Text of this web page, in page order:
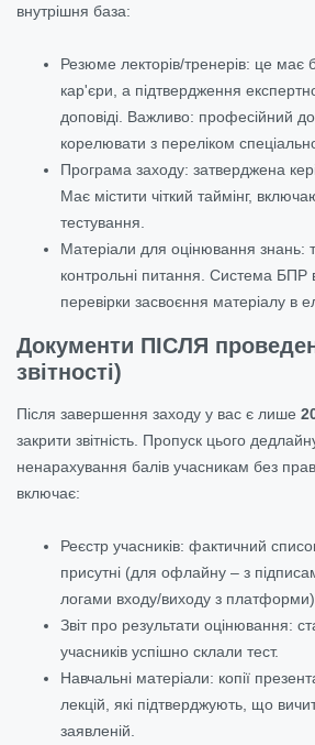
внутрішня база:
Резюме лекторів/тренерів: це має
кар'єри, а підтвердження
доповіді. Важливо: професійний
корелювати з переліком
Програма заходу: затверджена
Має містити чіткий таймінг,
тестування.
Матеріали для оцінювання знань:
контрольні питання. Система БПР
перевірки засвоєння матеріалу в
Документи ПІСЛЯ
звітності)
Після завершення заходу у вас є лише
закрити звітність. Пропуск цього
ненарахування балів учасникам без
включає:
Реєстр учасників: фактичний
присутні (для офлайну – з
логами входу/виходу з платформи).
Звіт про результати оцінювання:
учасників успішно склали тест.
Навчальні матеріали: копії
лекцій, які підтверджують, що
заявленій.